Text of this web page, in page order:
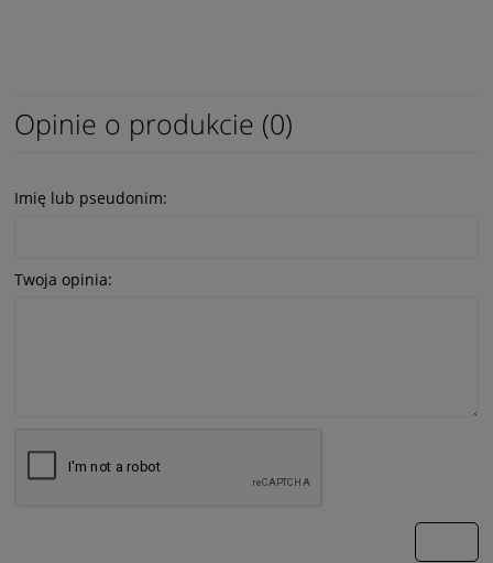
Opinie o produkcie (0)
Imię lub pseudonim:
Twoja opinia: